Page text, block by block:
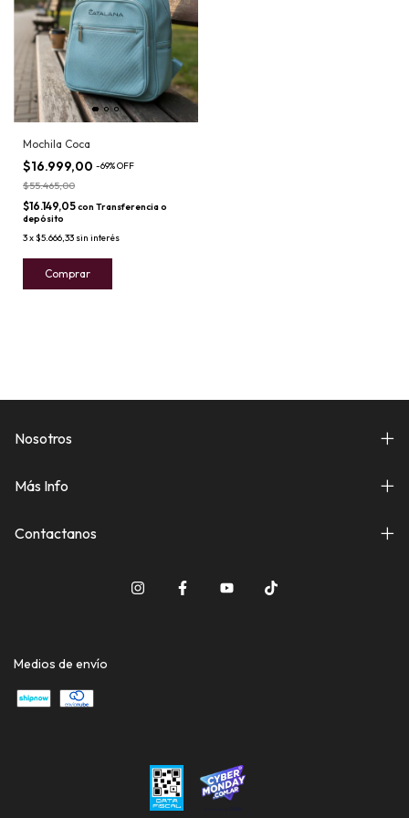
Mochila Coca
$16.999,00 -69%OFF
$55.465,00
$16.149,05con Transferencia o
depósito
3x$5.666,33 sin interés
Comprar
Nosotros
Más Info
Contactanos
Medios de envío